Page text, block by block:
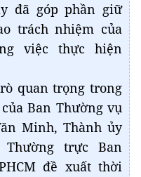
đã góp phần giữ
trách nhiệm của
việc thực hiện
quan trọng trong
Ban Thường vụ
Minh, Thành ủy
trực Ban
đề xuất thời